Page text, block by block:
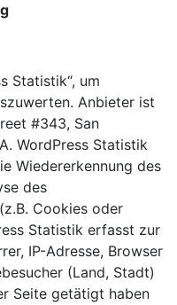
Statistik“, um
Anbieter ist
#343, San
WordPress Statistik
Wiedererkennung des
des
Cookies oder
Statistik erfasst zur
IP-Adresse, Browser
(Land, Stadt)
Seite getätigt haben